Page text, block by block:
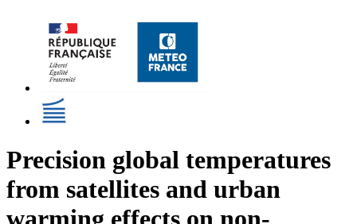
Precision global temperatures
from satellites and urban